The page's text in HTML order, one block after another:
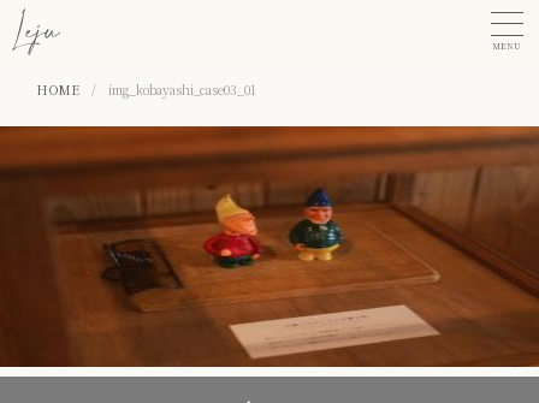
MENU
HOME / img_kobayashi_case03_01